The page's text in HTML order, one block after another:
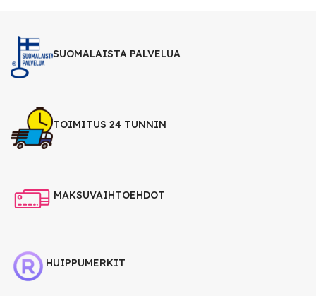
SUOMALAISTA PALVELUA
TOIMITUS 24 TUNNIN
MAKSUVAIHTOEHDOT
HUIPPUMERKIT